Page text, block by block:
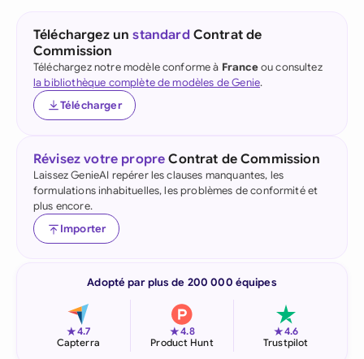
Téléchargez unstandardContrat de
Commission
Téléchargez notre modèle conforme à Franceou consultez
la bibliothèque complète de modèles de Genie.
Télécharger
Révisez votre propre Contrat de Commission
Laissez GenieAI repérer les clauses manquantes, les
formulations inhabituelles, les problèmes de conformité et
plus encore.
Importer
Adopté par plus de 200 000 équipes
★4.7
Capterra
★4.8
Product Hunt
★4.6
Trustpilot